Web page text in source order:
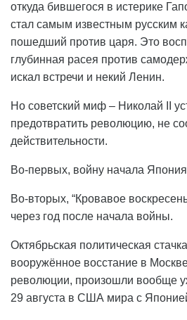
откуда бившегося в истерике
стал самым известным русским
пошедший против царя. Это
глубинная расея против
искал встречи и некий Ленин.
Но советский миф – Николай II
предотвратить революцию, не
действительности.
Во-первых, войну начала
Во-вторых, “Кровавое
через год после начала войны.
Октябрьская политическая
вооружённое восстание в
революции, произошли вообще
29 августа в США мира с